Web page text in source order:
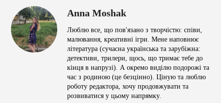
Anna Moshak
Люблю все, що пов'язано з творчістю: співи,
малювання, креативні ігри. Мене наповнює
література (сучасна українська та зарубіжна:
детективи, трилери, щось, що тримає тебе до
кінця в напрузі). А окремо виділю подорожі та
час з родиною (це безцінно). Ціную та люблю
роботу редактора, хочу продовжувати та
розвиватися у цьому напрямку.